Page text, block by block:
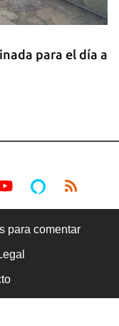
para el día a
mayorista de
para comentar